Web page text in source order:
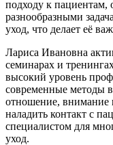
подходу к пациентам,
разнообразными
уход, что делает её
Лариса Ивановна
семинарах и
высокий уровень
современные методы
отношение, внимание
наладить контакт с
специалистом для
уход.